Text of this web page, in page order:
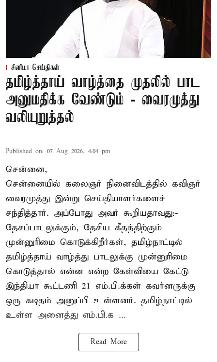
சினிமா செய்திகள்
தமிழ்த்தாய் வாழ்த்தை முதலில் பாட
அனுமதிக்க வேண்டும் - வைரமுத்து
வலியுறுத்தல்
Published on: 07 Aug 2026, 4:04 pm
சென்னை,
சென்னையில் கலைஞர் நினைவிடத்தில் கவிஞர்
வைரமுத்து இன்று செய்தியாளர்களைச்
சந்தித்தார். அப்போது அவர் கூறியதாவது:-
தேசப்பாடலுக்கும், தேசிய கீதத்திற்கும்
முன்னுரிமை கொடுக்கிறீர்கள், தமிழ்நாட்டில்
தமிழ்த்தாய் வாழ்த்து பாடலுக்கு முன்னுரிமை
கொடுத்தால் என்ன என்ற கேள்வியை கேட்டு
இந்தியா கூட்டணி 21 எம்.பி.க்கள் கவர்னருக்கு
ஒரு கடிதம் அனுப்பி உள்ளனர். தமிழ்நாட்டில்
உள்ள அனைத்து எம்.பி.க ...
Read More